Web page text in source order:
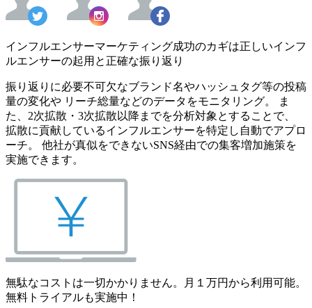
インフルエンサーマーケティング成功のカギは正しいインフ
ルエンサーの起用と正確な振り返り
振り返りに必要不可欠なブランド名やハッシュタグ等の投稿
量の変化や リーチ総量などのデータをモニタリング。 ま
た、2次拡散・3次拡散以降までを分析対象とすることで、
拡散に貢献しているインフルエンサーを特定し自動でアプロ
ーチ。 他社が真似をできないSNS経由での集客増加施策を
実施できます。
無駄なコストは一切かかりません。月１万円から利用可能。
無料トライアルも実施中！